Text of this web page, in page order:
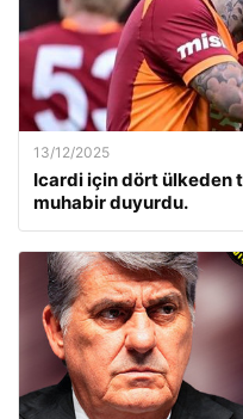
13/12/2025
Icardi için dört ülkeden
muhabir duyurdu.